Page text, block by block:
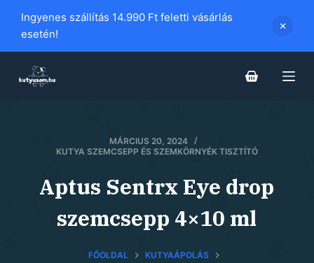
i
Ingyenes szállítás 14.990 Ft feletti vásárlás
esetén!
MÁRCIUS 20, 2024
KUTYA SZEMCSEPP ÉS SZEMKÖRNYÉK TISZTÍTÓ
Aptus Sentrx Eye drop
szemcsepp 4×10 ml
FŐOLDAL
KUTYAÁPOLÁS